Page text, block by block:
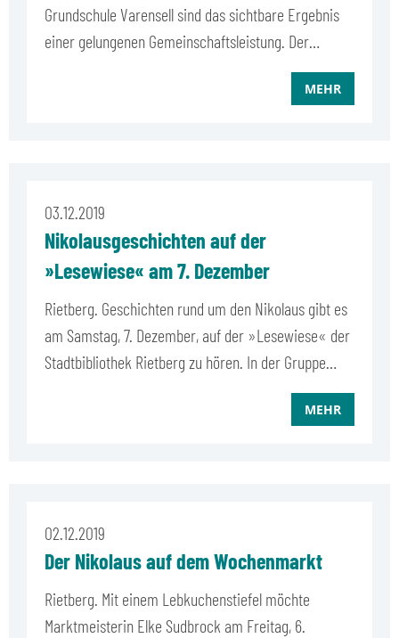
Grundschule Varensell sind das sichtbare Ergebnis
einer gelungenen Gemeinschaftsleistung. Der…
MEHR
03.12.2019
Nikolausgeschichten auf der
»Lesewiese« am 7. Dezember
Rietberg. Geschichten rund um den Nikolaus gibt es
am Samstag, 7. Dezember, auf der »Lesewiese« der
Stadtbibliothek Rietberg zu hören. In der Gruppe…
MEHR
02.12.2019
Der Nikolaus auf dem Wochenmarkt
Rietberg. Mit einem Lebkuchenstiefel möchte
Marktmeisterin Elke Sudbrock am Freitag, 6.